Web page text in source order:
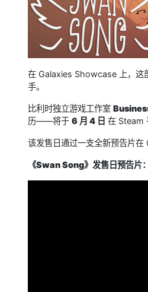
在 Galaxies Showcase 上，这
手。
比利时独立游戏工作室
历——将于 6 月 4 日 在 Steam
该发售日通过一支全新预告片
《Swan Song》发售日预告片：